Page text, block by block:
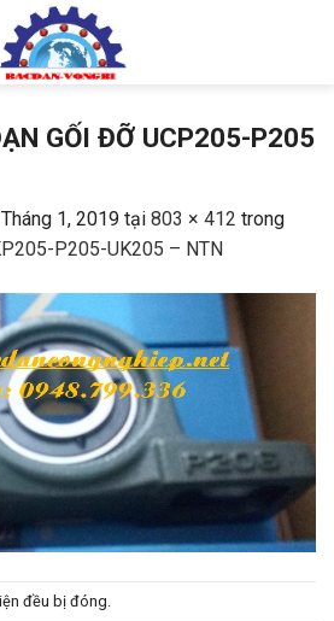
GỐI ĐỠ UCP205-P205
1, 2019 tại 803 × 412 trong
P205-UK205 – NTN
đều bị đóng.